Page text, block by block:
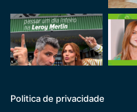
Politica de privacidade